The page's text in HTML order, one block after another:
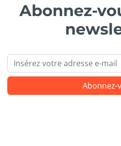
Abonnez-
Email
Abonnez-